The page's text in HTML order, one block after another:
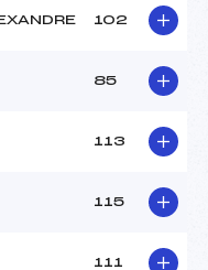
102
85
113
115
111